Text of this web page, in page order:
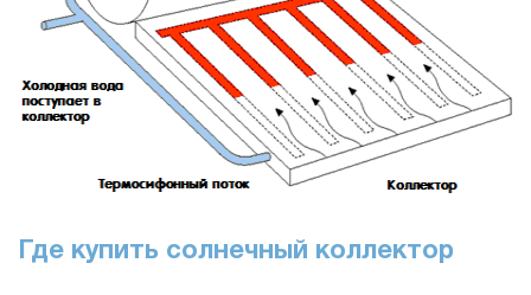
Где купить солнечный коллектор